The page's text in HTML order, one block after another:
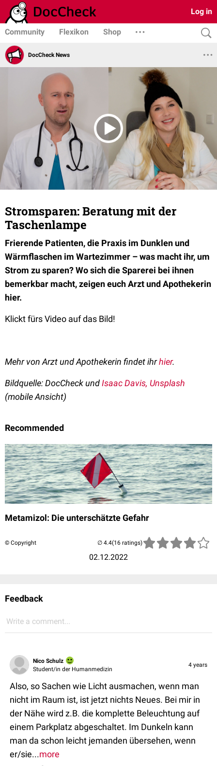
Log in
Community Flexikon Shop
DocCheck News
Stromsparen: Beratung mit der
Taschenlampe
Frierende Patienten, die Praxis im Dunklen und
Wärmflaschen im Wartezimmer – was macht ihr, um
Strom zu sparen? Wo sich die Sparerei bei ihnen
bemerkbar macht, zeigen euch Arzt und Apothekerin
hier.
Klickt fürs Video auf das Bild!
Mehr von Arzt und Apothekerin findet ihrhier.
Bildquelle: DocCheck undIsaac Davis, Unsplash
(mobile Ansicht)
Recommended
Metamizol: Die unterschätzte Gefahr
© Copyright
02.12.2022
(16 ratings)
Feedback
Write a comment...
Nico Schulz
Student/in der Humanmedizin
4 years
Also, so Sachen wie Licht ausmachen, wenn man
nicht im Raum ist, ist jetzt nichts Neues. Bei mir in
der Nähe wird z.B. die komplette Beleuchtung auf
einem Parkplatz abgeschaltet. Im Dunkeln kann
man da schon leicht jemanden übersehen, wenn
er/sie...more